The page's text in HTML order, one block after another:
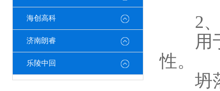
海创高科
济南朗睿
乐陵中回
2、
用于
性。
坍落